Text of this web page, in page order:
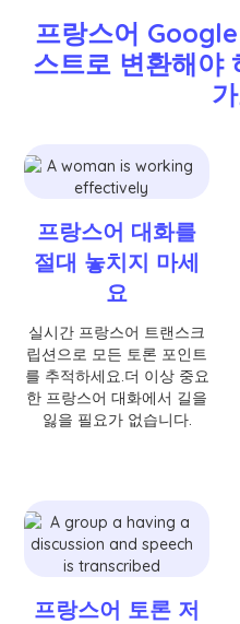
프랑스어
스트로 변환해야
프랑스어 대화를
절대 놓치지 마세
요
실시간 프랑스어 트랜스크
립션으로 모든 토론 포인트
를 추적하세요.더 이상 중요
한 프랑스어 대화에서 길을
잃을 필요가 없습니다.
프랑스어 토론 저